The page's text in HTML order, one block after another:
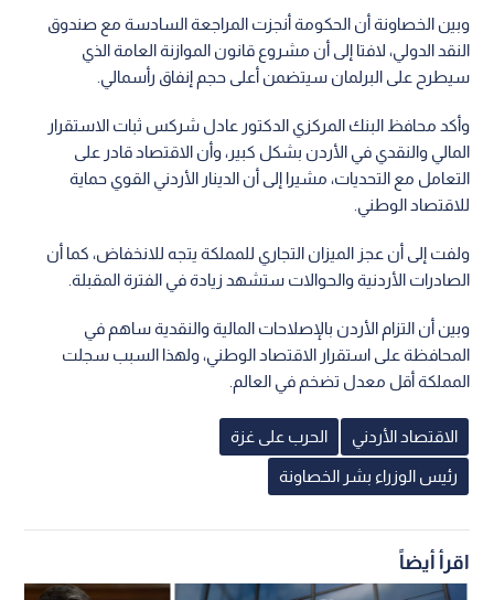
وبين الخصاونة أن الحكومة أنجزت المراجعة السادسة مع صندوق
النقد الدولي، لافتا إلى أن مشروع قانون الموازنة العامة الذي
سيطرح على البرلمان سيتضمن أعلى حجم إنفاق رأسمالي.
وأكد محافظ البنك المركزي الدكتور عادل شركس ثبات الاستقرار
المالي والنقدي في الأردن بشكل كبير، وأن الاقتصاد قادر على
التعامل مع التحديات، مشيرا إلى أن الدينار الأردني القوي حماية
للاقتصاد الوطني.
ولفت إلى أن عجز الميزان التجاري للمملكة يتجه للانخفاض، كما أن
الصادرات الأردنية والحوالات ستشهد زيادة في الفترة المقبلة.
وبين أن التزام الأردن بالإصلاحات المالية والنقدية ساهم في
المحافظة على استقرار الاقتصاد الوطني، ولهذا السبب سجلت
المملكة أقل معدل تضخم في العالم.
الاقتصاد الأردني الحرب على غزة
رئيس الوزراء بشر الخصاونة
اقرأ أيضاً